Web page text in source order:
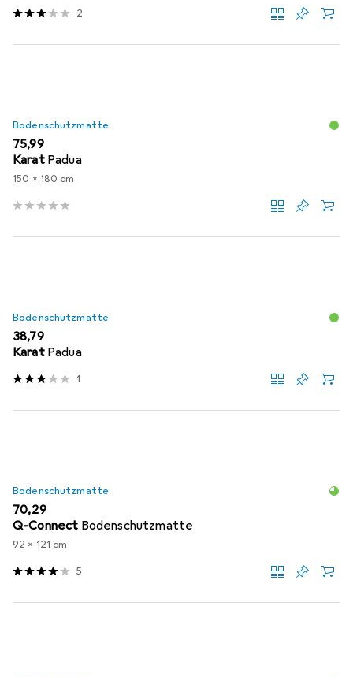
2
Bodenschutzmatte
EUR
75,99
Karat Padua
150 x 180 cm
Bodenschutzmatte
EUR
38,79
Karat Padua
1
Bodenschutzmatte
EUR
70,29
Q-Connect Bodenschutzmatte
92 x 121 cm
5